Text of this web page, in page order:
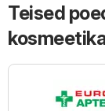
Teised